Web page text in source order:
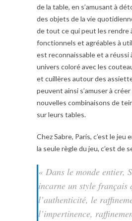
de la table, en s’amusant à
des objets de la vie
de tout ce qui peut les rendre
fonctionnels et agréables à
est reconnaissable et a réussi
univers coloré avec les
et cuillères autour des
peuvent ainsi s’amuser à
nouvelles combinaisons de
sur leurs tables.
Chez Sabre, Paris, c’est le jeu
la seule règle du jeu, c’est de
« Dans le monde entier,
incarne un style français
l’authenticité, le
l’impertinence,